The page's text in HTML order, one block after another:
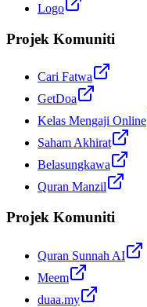
Logo
Projek Komuniti
Cari Fatwa
GetDoa
Kelas Mengaji Online
Saham Akhirat
Belasungkawa
Quran Manzil
Projek Komuniti
Quran Sunnah AI
Meem
duaa.my